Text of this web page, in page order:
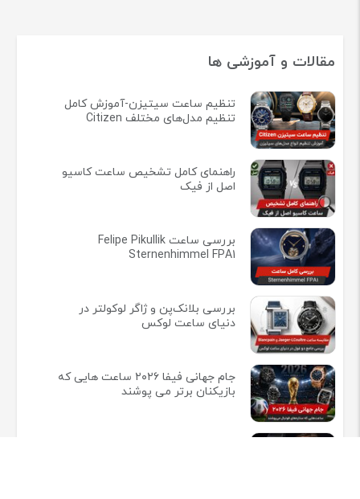
مقالات و آموزشی ها
تنظیم ساعت سیتیزن-آموزش کامل
تنظیم مدل‌های مختلف Citizen
راهنمای کامل تشخیص ساعت کاسیو
اصل از فیک
بررسی ساعت Felipe Pikullik
Sternenhimmel FPA1
بررسی بلانک‌پن و ژاگر لوکولتر در
دنیای ساعت لوکس
جام جهانی فیفا ۲۰۲۶ ساعت هایی که
بازیکنان برتر می پوشند